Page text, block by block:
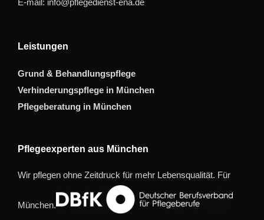
E-mail: info@pflegedienst-ena.de
Leistungen
Grund & Behandlungspflege
Verhinderungspflege in München
Pflegeberatung in München
Pflegeexperten aus München
Wir pflegen ohne Zeitdruck für mehr Lebensqualität. Für
München.